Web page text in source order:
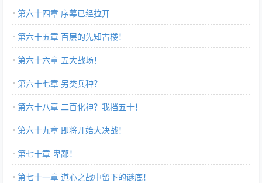
第六十四章 序幕已经拉开
第六十五章 百层的先知古楼！
第六十六章 五大战场！
第六十七章 另类兵种？
第六十八章 二百化神？我挡五十！
第六十九章 即将开始大决战！
第七十章 卑鄙！
第七十一章 道心之战中留下的谜底！